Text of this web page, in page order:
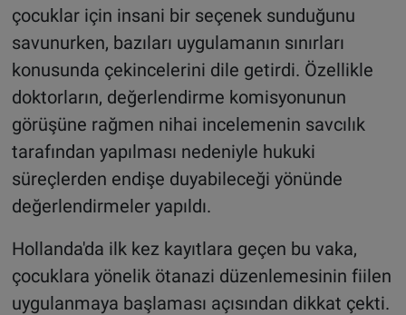
çocuklar için insani bir seçenek sunduğunu
savunurken, bazıları uygulamanın sınırları
konusunda çekincelerini dile getirdi. Özellikle
doktorların, değerlendirme komisyonunun
görüşüne rağmen nihai incelemenin savcılık
tarafından yapılması nedeniyle hukuki
süreçlerden endişe duyabileceği yönünde
değerlendirmeler yapıldı.
Hollanda'da ilk kez kayıtlara geçen bu vaka,
çocuklara yönelik ötanazi düzenlemesinin fiilen
uygulanmaya başlaması açısından dikkat çekti.